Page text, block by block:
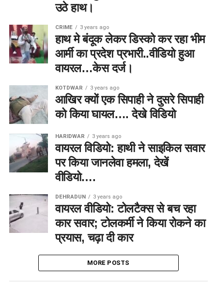
उठे हाथ।
CRIME 3 years ago
हाथ मे बंदूक लेकर डिस्को कर रहा भीम
आर्मी का प्रदेश प्रभारी..वीडियो हुआ
वायरल…केस दर्ज।
KOTDWAR 3 years ago
आखिर क्यों एक सिपाही ने दुसरे सिपाही
को किया घायल…. देखे विडियो
HARIDWAR 3 years ago
वायरल विडियो: हाथी ने साइकिल सवार
पर किया जानलेवा हमला, देखें
वीडियो….
DEHRADUN 3 years ago
वायरल वीडियो: टोलटैक्स से बच रहा
कार सवार; टोलकर्मी ने किया रोकने का
प्रयास, चढ़ा दी कार
MORE POSTS